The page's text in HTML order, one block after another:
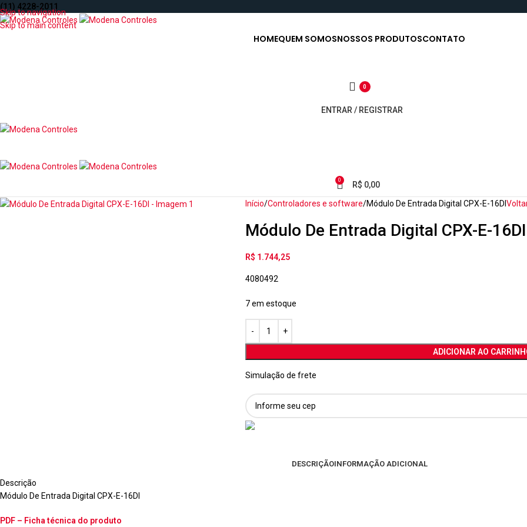
Skip to navigation
Skip to main content
(11) 4228-2011
HOMEQUEM SOMOSNOSSOS PRODUTOSCONTATO
0
ENTRAR / REGISTRAR
0 R$ 0,00
Início Controladores e software Módulo De Entrada Digital CPX-E-16DI
Módulo De Entrada Digital CPX-E-16DI
R$ 1.744,25
4080492
7 em estoque
ADICIONAR AO
Simulação de frete
DESCRIÇÃOINFORMAÇÃO ADICIONAL
Descrição
Módulo De Entrada Digital CPX-E-16DI
PDF – Ficha técnica do produto